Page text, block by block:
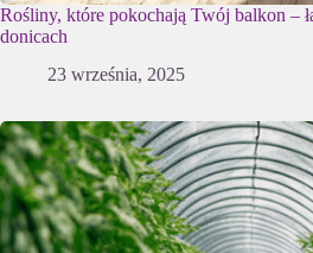
Rośliny, które pokochają Twój balkon –
donicach
23 września, 2025